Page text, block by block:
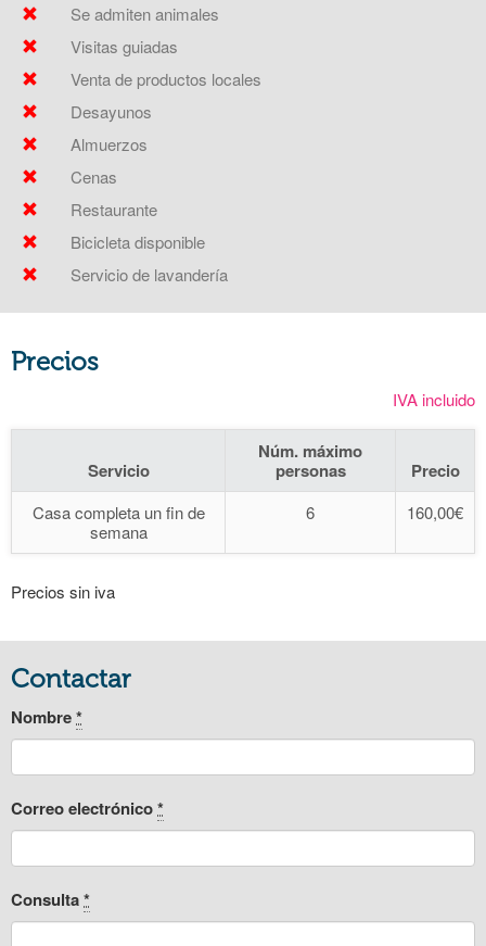
Se admiten animales
Visitas guiadas
Venta de productos locales
Desayunos
Almuerzos
Cenas
Restaurante
Bicicleta disponible
Servicio de lavandería
Precios
IVA incluido
Servicio
Núm. máximo
personas
Precio
Casa completa un fin de
semana
6 160,00€
Precios sin iva
Contactar
Nombre*
Correo electrónico*
Consulta*